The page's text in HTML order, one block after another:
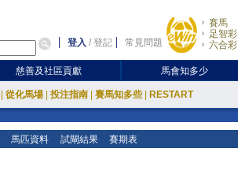
登入 /登記 常見問題
賽馬
足智彩
六合彩
慈善及社區貢獻 馬會知多少
從化馬場 投注指南 賽馬知多些 RESTART
馬匹資料 試閘結果 賽期表